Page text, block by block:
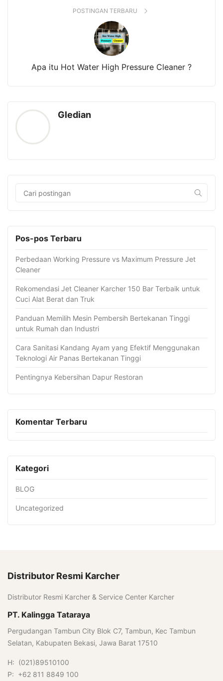
POSTINGAN TERBARU
Apa itu Hot Water High Pressure Cleaner ?
Gledian
Pos-pos Terbaru
Perbedaan Working Pressure vs Maximum Pressure Jet
Cleaner
Rekomendasi Jet Cleaner Karcher 150 Bar Terbaik untuk
Cuci Alat Berat dan Truk
Panduan Memilih Mesin Pembersih Bertekanan Tinggi
untuk Rumah dan Industri
Cara Sanitasi Kandang Ayam yang Efektif Menggunakan
Teknologi Air Panas Bertekanan Tinggi
Pentingnya Kebersihan Dapur Restoran
Komentar Terbaru
Kategori
BLOG
Uncategorized
Distributor Resmi Karcher
Distributor Resmi Karcher & Service Center Karcher
PT. Kalingga Tataraya
Pergudangan Tambun City Blok C7, Tambun, Kec Tambun
Selatan, Kabupaten Bekasi, Jawa Barat 17510
H: (021)89510100
P: +62 811 8849 100